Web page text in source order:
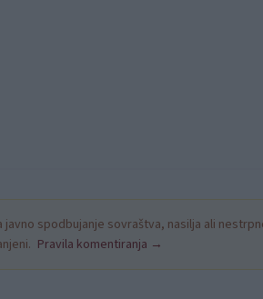
spodbujanje sovraštva, nasilja ali
Pravila komentiranja →